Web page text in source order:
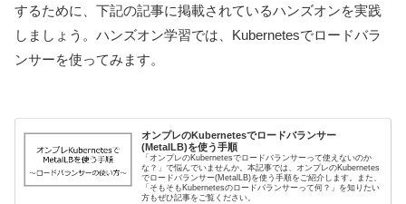
するために、下記の記事に掲載されているハンズオンを実践
しましょう。ハンズオン学習では、Kubernetesでロードバラ
ンサーを使ってみます。
オンプレのKubernetesでロードバランサー
(MetalLB)を使う手順
「オンプレのKubernetesでロードバランサーって使えないのか
な？」で悩んでいませんか。本記事では、オンプレのKubernetes
でロードバランサー(MetalLB)を使う手順をご紹介します。また、
「そもそもKubernetesのロードバランサーって何？」を知りたい
方もぜひ記事をご覧ください。